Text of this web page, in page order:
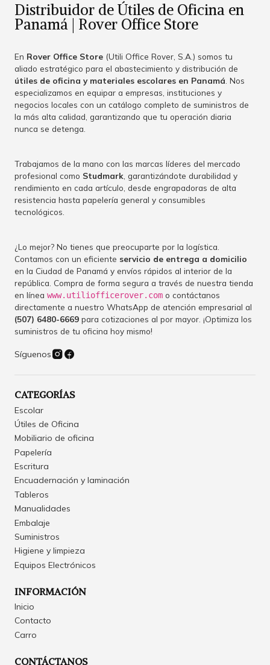
Distribuidor de Útiles de Oficina en
Panamá | Rover Office Store
En Rover Office Store (Utili Office Rover, S.A.) somos tu
aliado estratégico para el abastecimiento y distribución de
útiles de oficina y materiales escolares en Panamá . Nos
especializamos en equipar a empresas, instituciones y
negocios locales con un catálogo completo de suministros de
la más alta calidad, garantizando que tu operación diaria
nunca se detenga.
Trabajamos de la mano con las marcas líderes del mercado
profesional como Studmark , garantizándote durabilidad y
rendimiento en cada artículo, desde engrapadoras de alta
resistencia hasta papelería general y consumibles
tecnológicos.
¿Lo mejor? No tienes que preocuparte por la logística.
Contamos con un eficiente servicio de entrega a domicilio
en la Ciudad de Panamá y envíos rápidos al interior de la
república. Compra de forma segura a través de nuestra tienda
en línea www.utiliofficerover.com o contáctanos
directamente a nuestro WhatsApp de atención empresarial al
(507) 6480-6669 para cotizaciones al por mayor. ¡Optimiza los
suministros de tu oficina hoy mismo!
Síguenos
CATEGORÍAS
Escolar
Útiles de Oficina
Mobiliario de oficina
Papelería
Escritura
Encuadernación y laminación
Tableros
Manualidades
Embalaje
Suministros
Higiene y limpieza
Equipos Electrónicos
INFORMACIÓN
Inicio
Contacto
Carro
CONTÁCTANOS